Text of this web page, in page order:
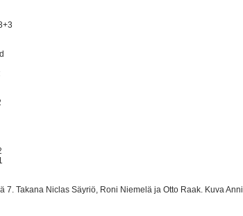
7. Takana Niclas Säyriö, Roni Niemelä ja Otto Raak. Kuva Anni